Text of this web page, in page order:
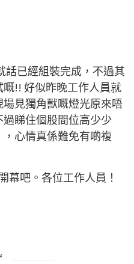
話已經組裝完成，不過其
!! 好似昨晚工作人員就
見獨角獸嘅燈光原來唔
睇住個股間位高少少
，心情真係難免有啲複
幕吧。各位工作人員！